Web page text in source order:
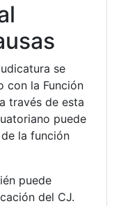
se
con la Función
través de esta
puede
la función
puede
del CJ.